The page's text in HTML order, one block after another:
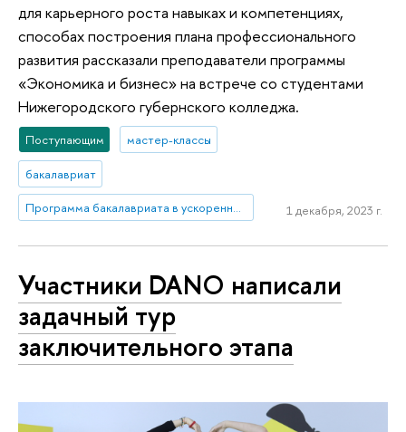
для карьерного роста навыках и компетенциях,
способах построения плана профессионального
развития рассказали преподаватели программы
«Экономика и бизнес» на встрече со студентами
Нижегородского губернского колледжа.
Поступающим мастер-классы
бакалавриат
Программа бакалавриата в ускоренные сроки: Экономика и бизнес 1 декабря, 2023 г.
Участники DANO написали
задачный тур
заключительного этапа